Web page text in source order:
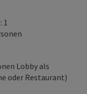
1
Lobby als
oder Restaurant)